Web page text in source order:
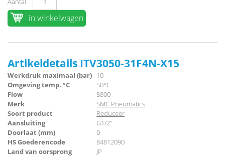
in winkelwagen
Artikeldetails ITV3050-31F4N-X15
Werkdruk maximaal (bar) 10
Omgeving temp. °C
50°C
Flow
5800
Merk
SMC Pneumatics
Soort product
Reduceer
Aansluiting
G1/2"
Doorlaat (mm)
0
HS Goederencode
84812090
Land van oorsprong
JP